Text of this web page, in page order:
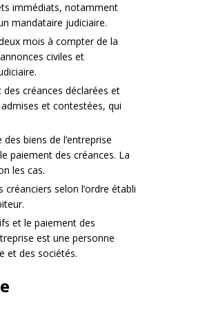
immédiats, notamment
mandataire judiciaire.
mois à compter de la
civiles et
créances déclarées et
et contestées, qui
biens de l’entreprise
paiement des créances. La
les cas.
selon l’ordre établi
et le paiement des
est une personne
et des sociétés.